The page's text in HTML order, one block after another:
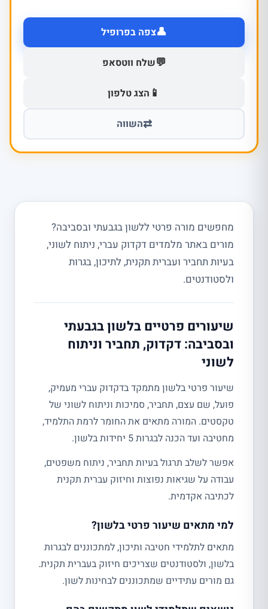
👤צפה בפרופיל
💬שלח ווטסאפ
📱 הצג טלפון
⇄השווה
מחפשים מורה פרטי ללשון בגבעתי ובסביבה?
מורים באתר מלמדים דקדוק עברי, ניתוח לשוני,
בעיות תחביר ועברית תקנית, לתיכון, בגרות
ולסטודנטים.
שיעורים פרטיים בלשון בגבעתי
ובסביבה: דקדוק, תחביר וניתוח
לשוני
שיעור פרטי בלשון מתמקד בדקדוק עברי מעמיק,
פועל, שם עצם, תחביר, סמיכות וניתוח לשוני של
טקסטים. המורה מתאים את החומר לרמת התלמיד,
מחטיבה ועד הכנה לבגרות 5 יחידות בלשון.
אפשר לשלב תרגול בעיות תחביר, ניתוח משפטים,
עבודה על שגיאות נפוצות וחיזוק עברית תקנית
לכתיבה אקדמית.
למי מתאים שיעור פרטי בלשון?
מתאים לתלמידי חטיבה ותיכון, למתכוננים לבגרות
בלשון, ולסטודנטים שצריכים חיזוק בעברית תקנית.
גם מורים עתידיים שמתכוננים לבחינות לשון.